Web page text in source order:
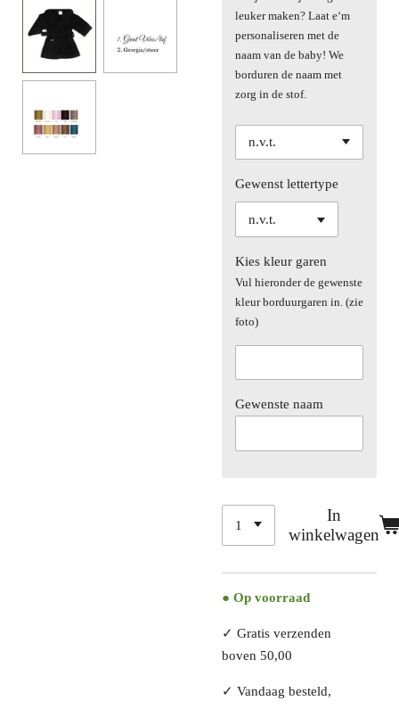
leuker maken? Laat e‘m
personaliseren met de
naam van de baby! We
borduren de naam met
zorg in de stof.
Gewenst lettertype
Kies kleur garen
Vul hieronder de gewenste
kleur borduurgaren in. (zie
foto)
Gewenste naam
In
winkelwagen
● Op voorraad
✓ Gratis verzenden
boven 50,00
✓ Vandaag besteld,